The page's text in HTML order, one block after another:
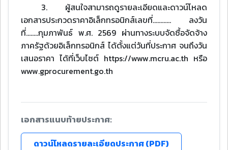
3. ผู้สนใจสามารถดูรายละเอียดและดาวน์โหลด
เอกสารประกวดราคาอิเล็กทรอนิกส์เลขที่............ ลงวัน
ที่........กุมภาพันธ์ พ.ศ. 2569 ผ่านทางระบบจัดซื้อจัดจ้าง
ภาครัฐด้วยอิเล็กทรอนิกส์ ได้ตั้งแต่วันที่ประกาศ จนถึงวัน
เสนอราคา ได้ที่เว็บไซต์ https://www.mcru.ac.th หรือ
www.gprocurement.go.th
เอกสารแนบท้ายประกาศ:
ดาวน์โหลดรายละเอียดประกาศ (PDF)